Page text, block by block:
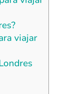
viajar